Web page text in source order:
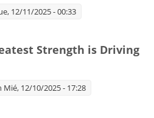
12/11/2025 - 00:33
Strength is Driving
Mié, 12/10/2025 - 17:28